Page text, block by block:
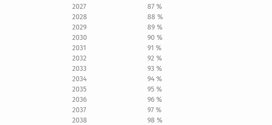
2027
87 %
2028
88 %
2029
89 %
2030
90 %
2031
91 %
2032
92 %
2033
93 %
2034
94 %
2035
95 %
2036
96 %
2037
97 %
2038
98 %